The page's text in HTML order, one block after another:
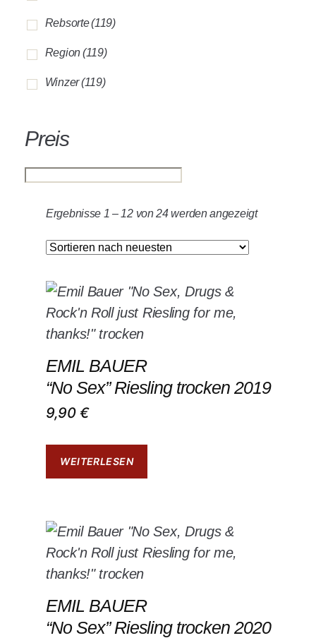
Rebsorte(119)
Region(119)
Winzer(119)
Preis
Ergebnisse 1 – 12 von 24 werden angezeigt
EMIL BAUER
“No Sex” Riesling trocken 2019
9,90 €
WEITERLESEN
EMIL BAUER
“No Sex” Riesling trocken 2020